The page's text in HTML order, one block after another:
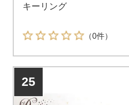
キーリング
（0件）
25